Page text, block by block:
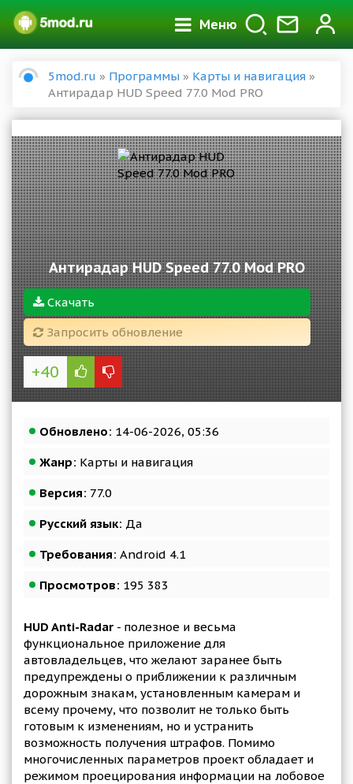
Меню
5mod.ru » Программы » Карты и навигация »
Антирадар HUD Speed 77.0 Mod PRO
Антирадар HUD Speed 77.0 Mod PRO
Скачать
Запросить обновление
+40
Обновлено: 14-06-2026, 05:36
Жанр: Карты и навигация
Версия: 77.0
Русский язык: Да
Требования: Android 4.1
Просмотров: 195 383
HUD Anti-Radar - полезное и весьма
функциональное приложение для
автовладельцев, что желают заранее быть
предупреждены о приближении к различным
дорожным знакам, установленным камерам и
всему прочему, что позволит не только быть
готовым к изменениям, но и устранить
возможность получения штрафов. Помимо
многочисленных параметров проект обладает и
режимом проецирования информации на лобовое